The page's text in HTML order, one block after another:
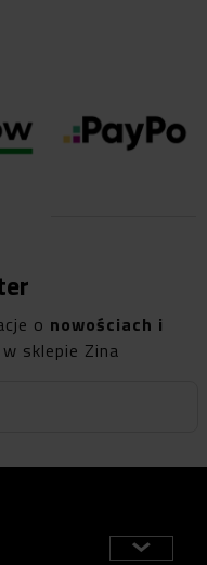
o nowościach i
w sklepie Zina